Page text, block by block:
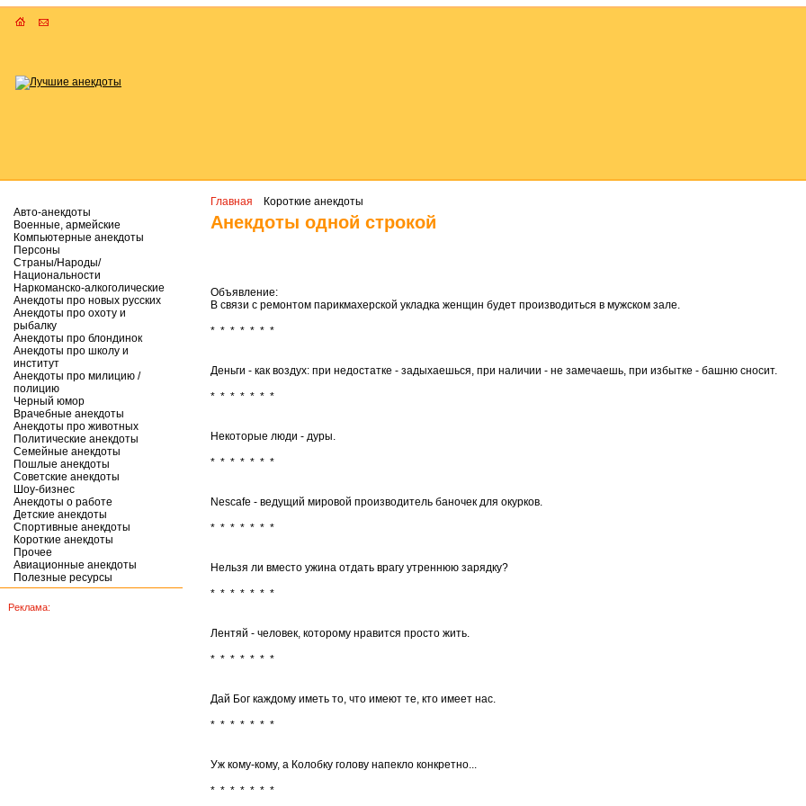
Авто-анекдоты
Военные, армейские
Компьютерные анекдоты
Персоны
Страны/Народы/
Национальности
Наркоманско-алкоголические
Анекдоты про новых русских
Анекдоты про охоту и
рыбалку
Анекдоты про блондинок
Анекдоты про школу и
институт
Анекдоты про милицию /
полицию
Черный юмор
Врачебные анекдоты
Анекдоты про животных
Политические анекдоты
Семейные анекдоты
Пошлые анекдоты
Советские анекдоты
Шоу-бизнес
Анекдоты о работе
Детские анекдоты
Спортивные анекдоты
Короткие анекдоты
Прочее
Авиационные анекдоты
Полезные ресурсы
Реклама:
Главная Короткие анекдоты
Анекдоты одной строкой
Объявление:
В связи с ремонтом парикмахерской укладка женщин будет производиться в мужском зале.
* * * * * * *
Деньги - как воздух: при недостатке - задыхаешься, при наличии - не замечаешь, при избытке - башню сносит.
* * * * * * *
Некоторые люди - дуры.
* * * * * * *
Nescafe - ведущий мировой производитель баночек для окурков.
* * * * * * *
Нельзя ли вместо ужина отдать врагу утреннюю зарядку?
* * * * * * *
Лентяй - человек, которому нравится просто жить.
* * * * * * *
Дай Бог каждому иметь то, что имеют те, кто имеет нас.
* * * * * * *
Уж кому-кому, а Колобку голову напекло конкретно...
* * * * * * *